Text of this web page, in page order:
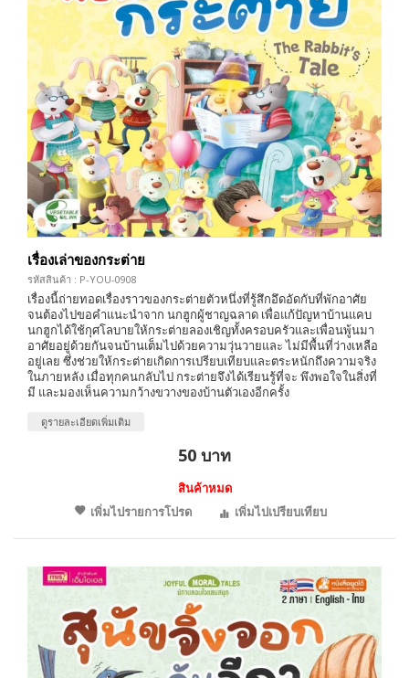
เรื่องเล่าของกระต่าย
รหัสสินค้า : P-YOU-0908
เรื่องนี้ถ่ายทอดเรื่องราวของกระต่ายตัวหนึ่งที่รู้สึกอึดอัดกับที่พักอาศัย
จนต้องไปขอคำแนะนำจาก นกฮูกผู้ชาญฉลาด เพื่อแก้ปัญหาบ้านแคบ
นกฮูกได้ใช้กุศโลบายให้กระต่ายลองเชิญทั้งครอบครัวและเพื่อนพู้นมา
อาศัยอยู่ด้วยกันจนบ้านเต็มไปด้วยความวุ่นวายและ ไม่มีพื้นที่ว่างเหลือ
อยู่เลย ซึ่งช่วยให้กระต่ายเกิดการเปรียบเทียบและตระหนักถึงความจริง
ในภายหลัง เมื่อทุกคนกลับไป กระต่ายจึงได้เรียนรู้ที่จะ พึงพอใจในสิ่งที่
มี และมองเห็นความกว้างขวางของบ้านตัวเองอีกครั้ง
ดูรายละเอียดเพิ่มเติม
50 บาท
สินค้าหมด
เพิ่มไปรายการโปรด
เพิ่มไปเปรียบเทียบ